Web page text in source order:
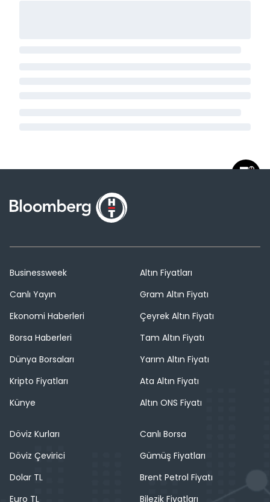
Businessweek
Canlı Yayın
Ekonomi Haberleri
Borsa Haberleri
Dünya Borsaları
Kripto Fiyatları
Künye
Altın Fiyatları
Gram Altın Fiyatı
Çeyrek Altın Fiyatı
Tam Altın Fiyatı
Yarım Altın Fiyatı
Ata Altın Fiyatı
Altın ONS Fiyatı
Döviz Kurları
Döviz Çevirici
Dolar TL
Euro TL
Canlı Borsa
Gümüş Fiyatları
Brent Petrol Fiyatı
Bilezik Fiyatları